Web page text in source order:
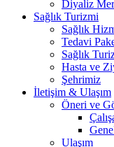
Diyaliz
Sağlık Turizmi
Sağlık
Tedavi
Sağlık
Hasta ve
Şehrimiz
İletişim & Ulaşım
Öneri ve
Ulaşım